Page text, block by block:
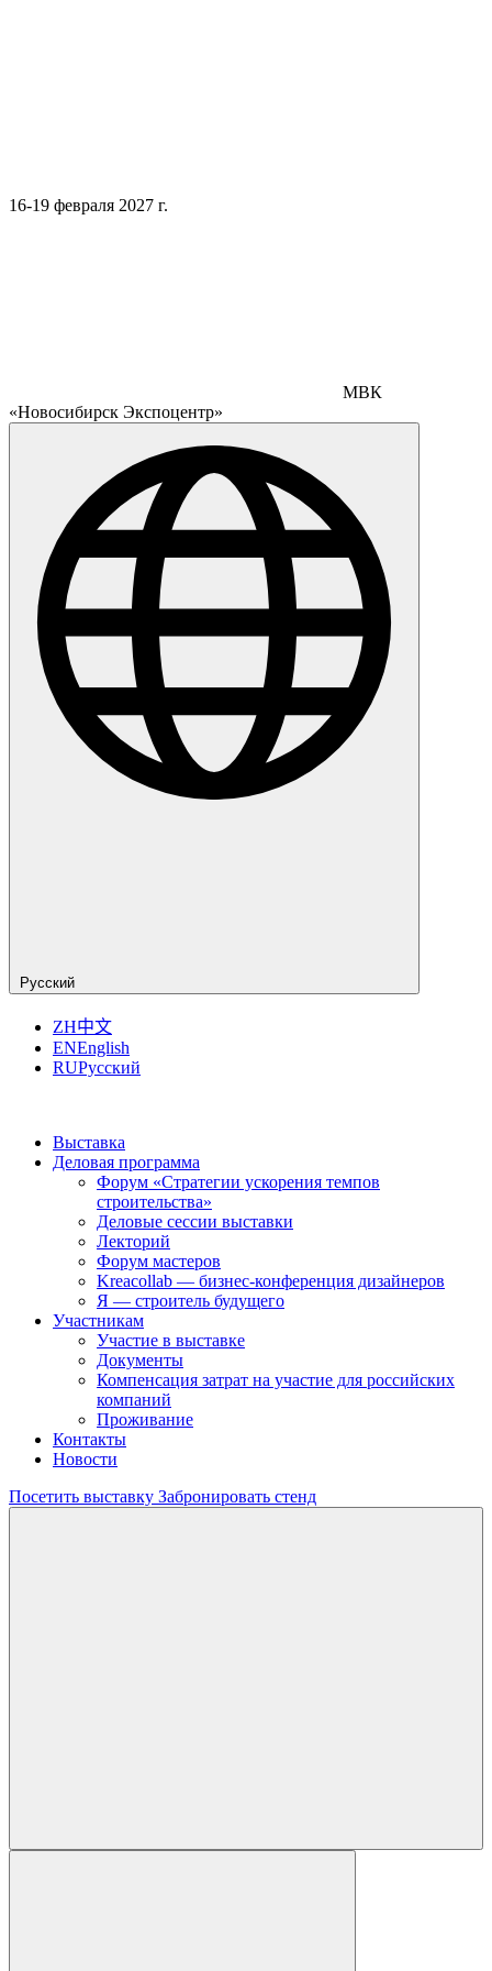
16-19 февраля 2027 г.
МВК
«Новосибирск Экспоцентр»
Русский
ZH中文
ENEnglish
RUРусский
Выставка
Деловая программа
Форум «Стратегии ускорения темпов
строительства»
Деловые сессии выставки
Лекторий
Форум мастеров
Kreacollab — бизнес-конференция дизайнеров
Я — строитель будущего
Участникам
Участие в выставке
Документы
Компенсация затрат на участие для российских
компаний
Проживание
Контакты
Новости
Посетить выставку Забронировать стенд